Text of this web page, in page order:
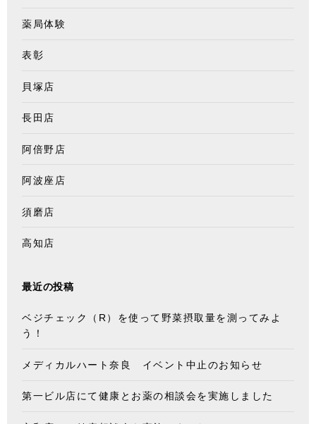
薬局体験
表彰
貝塚店
長田店
阿倍野店
阿波座店
須磨店
高知店
最近の投稿
ベジチェック（R）を使って野菜摂取量を測ってみよ
う！
メディカルハート奈良 イベント中止のお知らせ
第一ビル店にて健康とお薬の相談会を実施しました